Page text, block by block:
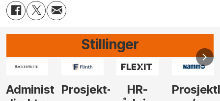
Stillinger
Prosjekt-
HR-
ProsjektlederVi